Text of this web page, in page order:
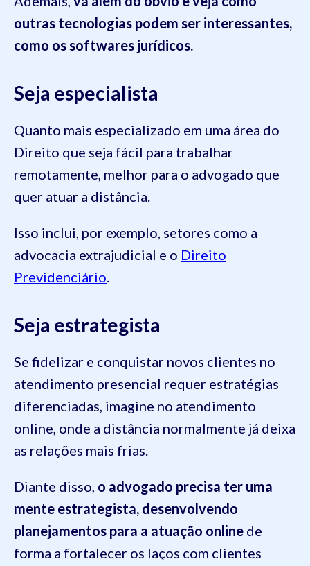
outras tecnologias podem ser interessantes,
como os softwares jurídicos.
Seja especialista
Quanto mais especializado em uma área do
Direito que seja fácil para trabalhar
remotamente, melhor para o advogado que
quer atuar a distância.
Isso inclui, por exemplo, setores como a
advocacia extrajudicial e o Direito
Previdenciário.
Seja estrategista
Se fidelizar e conquistar novos clientes no
atendimento presencial requer estratégias
diferenciadas, imagine no atendimento
online, onde a distância normalmente já deixa
as relações mais frias.
Diante disso, o advogado precisa ter uma
mente estrategista, desenvolvendo
planejamentos para a atuação online de
forma a fortalecer os laços com clientes